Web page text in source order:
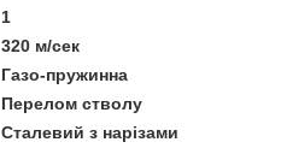
1
320 м/сек
Газо-пружинна
Перелом стволу
Сталевий з нарізами